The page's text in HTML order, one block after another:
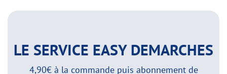
LE SERVICE EASY DEMARCHES
4,90€ à la commande puis abonnement de